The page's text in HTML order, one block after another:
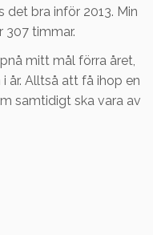
det bra inför 2013. Min
307 timmar.
mitt mål förra året,
år. Alltså att få ihop en
samtidigt ska vara av